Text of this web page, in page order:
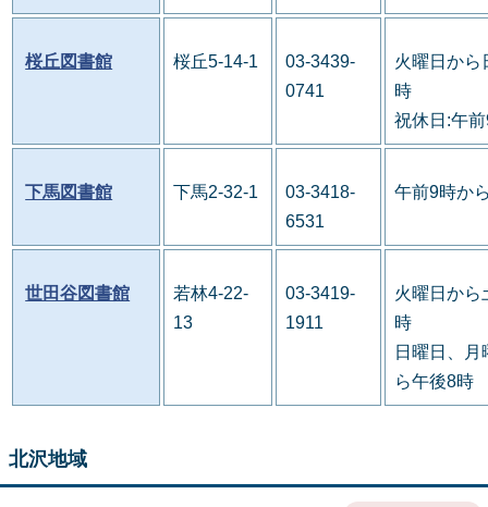
桜丘図書館 桜丘5-14-1
03-3439-
0741
火曜日から
時
祝休日:午
下馬図書館 下馬2-32-1
03-3418-
6531
午前9時か
世田谷図書館
若林4-22-
13
03-3419-
1911
火曜日から
時
日曜日、
ら午後8時
北沢地域